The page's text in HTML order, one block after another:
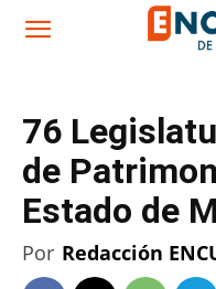
76
de
Estado de
Por Redacción